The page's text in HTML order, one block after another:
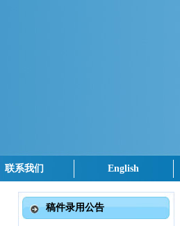
联系我们 English
稿件录用公告
CN20***0204终审通过